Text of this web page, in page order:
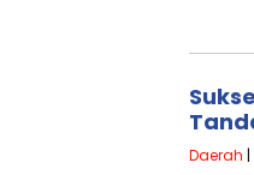
Daerah |